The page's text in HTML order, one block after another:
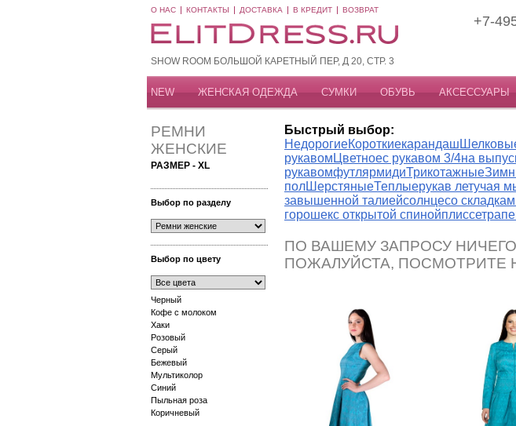
О НАС КОНТАКТЫ ДОСТАВКА В КРЕДИТ ВОЗВРАТ
SHOW ROOM БОЛЬШОЙ КАРЕТНЫЙ ПЕР, Д 20, СТР. 3
+7-
NEW ЖЕНСКАЯ ОДЕЖДА СУМКИ ОБУВЬ АКСЕССУАРЫ
РЕМНИ
ЖЕНСКИЕ
РАЗМЕР - XL
Выбор по разделу
Выбор по цвету
Черный
Кофе с молоком
Хаки
Розовый
Серый
Бежевый
Мультиколор
Синий
Пыльная роза
Коричневый
Быстрый выбор:
НедорогиеКороткиекарандаш
рукавом Цветноес рукавом 3/4на
рукавомфутлярмидиТрикотажные
полШерстяныеТеплыерукав летучая
завышенной талиейсолнцесо
горошекс открытой спинойплиссе
ПО ВАШЕМУ ЗАПРОСУ
ПОЖАЛУЙСТА,